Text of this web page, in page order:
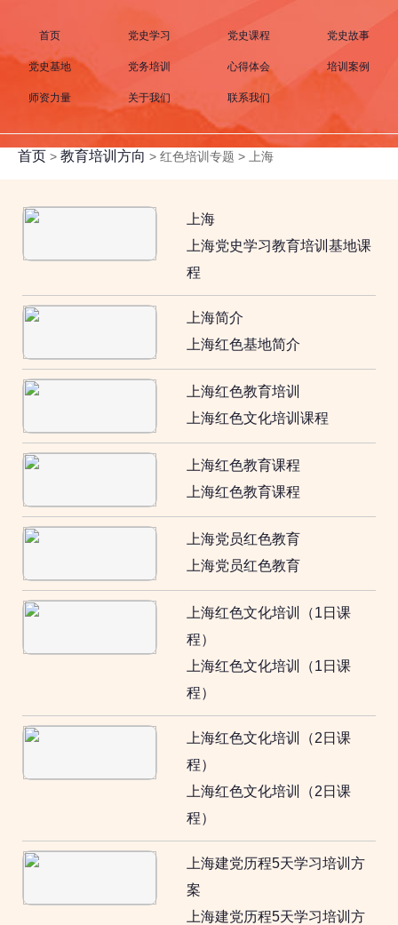
首页 党史学习 党史课程 党史故事
党史基地 党务培训 心得体会 培训案例
师资力量 关于我们 联系我们
首页 > 教育培训方向 > 红色培训专题 > 上海
上海
上海党史学习教育培训基地课
程
上海简介
上海红色基地简介
上海红色教育培训
上海红色文化培训课程
上海红色教育课程
上海红色教育课程
上海党员红色教育
上海党员红色教育
上海红色文化培训（1日课
程）
上海红色文化培训（1日课
程）
上海红色文化培训（2日课
程）
上海红色文化培训（2日课
程）
上海建党历程5天学习培训方
案
上海建党历程5天学习培训方